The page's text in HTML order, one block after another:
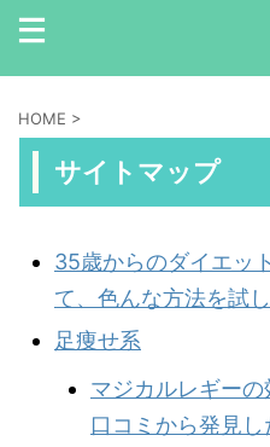
HOME >
サイトマップ
35歳からのダイエッ
て、色んな方法を試
足痩せ系
マジカルレギーの
口コミから発見